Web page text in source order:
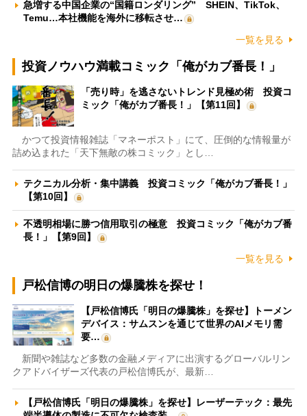
急増する中国企業の“国籍ロンダリング” SHEIN、TikTok、
Temu…本社機能を海外に移転させ…
一覧を見る
投資ノウハウ満載コミック「俺がカブ番長！」
「売り時」を逃さないトレンド見極め術 投資コ
ミック「俺がカブ番長！」【第11回】
かつて投資情報雑誌「マネーポスト」にて、圧倒的な情報量が
詰め込まれた「天下無敵の株コミック」とし…
テクニカル分析・集中講義 投資コミック「俺がカブ番長！」
【第10回】
不透明相場に勝つ信用取引の極意 投資コミック「俺がカブ番
長！」【第9回】
一覧を見る
戸松信博の明日の爆騰株を探せ！
【戸松信博氏「明日の爆騰株」を探せ】トーメン
デバイス：サムスンを通じて世界のAIメモリ需
要…
新聞や雑誌など多数の金融メディアに出演するグローバルリン
クアドバイザーズ代表の戸松信博氏が、最新…
【戸松信博氏「明日の爆騰株」を探せ】レーザーテック：最先